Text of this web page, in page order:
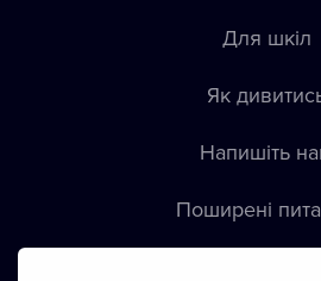
Для шкіл
Як
Напишіть
Пoширені